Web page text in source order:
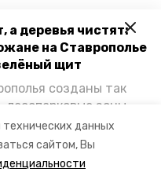
данных
сайтом, Вы
а деревья чистят:
на Ставрополье
щит
созданы так
зоны,
выхлопных
ли они с
автотранспорта и